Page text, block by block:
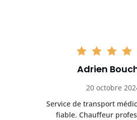
Adrien
20 octobre
Service de transport
fiable. Chauffeur